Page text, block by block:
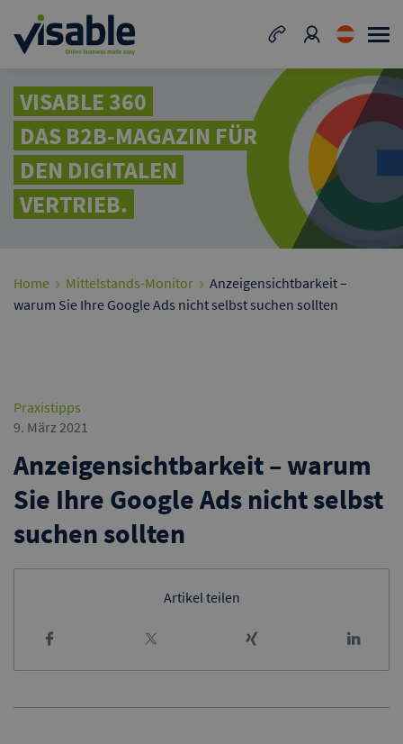
VISABLE 360
DAS B2B-MAGAZIN FÜR
DEN DIGITALEN
VERTRIEB.
Home Mittelstands-Monitor
Anzeigensichtbarkeit –
warum Sie Ihre Google Ads nicht selbst suchen sollten
Praxistipps
9. März 2021
Anzeigensichtbarkeit – warum
Sie Ihre Google Ads nicht selbst
suchen sollten
Artikel teilen